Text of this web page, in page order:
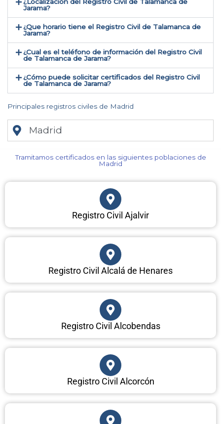
¿Localización del Registro Civil de Talamanca de
Jarama​?
¿Que horario tiene el Registro Civil de Talamanca de
Jarama?
¿Cual es el teléfono de información del Registro Civil
de Talamanca de Jarama​?
¿Cómo puede solicitar certificados del Registro Civil
de Talamanca de Jarama​?
Principales registros civiles de Madrid
Madrid
Tramitamos certificados en las siguientes poblaciones de
Madrid​
Registro Civil Ajalvir
Registro Civil Alcalá de Henares
Registro Civil Alcobendas
Registro Civil Alcorcón